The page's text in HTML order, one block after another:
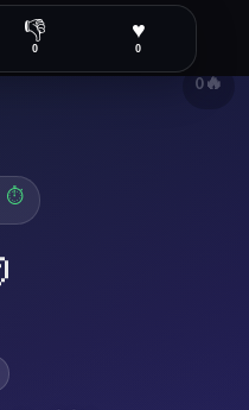
⏱
🔥
0
♥
0
👎
0